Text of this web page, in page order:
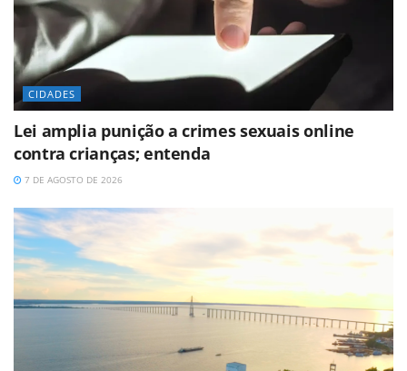
CIDADES
Lei amplia punição a crimes sexuais online
contra crianças; entenda
7 DE AGOSTO DE 2026